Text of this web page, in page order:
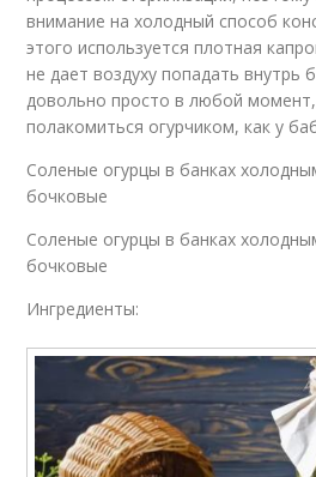
внимание на холодный способ
этого используется плотная
не дает воздуху попадать внутрь
довольно просто в любой момент,
полакомиться огурчиком, как у
Соленые огурцы в банках
бочковые
Соленые огурцы в банках
бочковые
Ингредиенты: